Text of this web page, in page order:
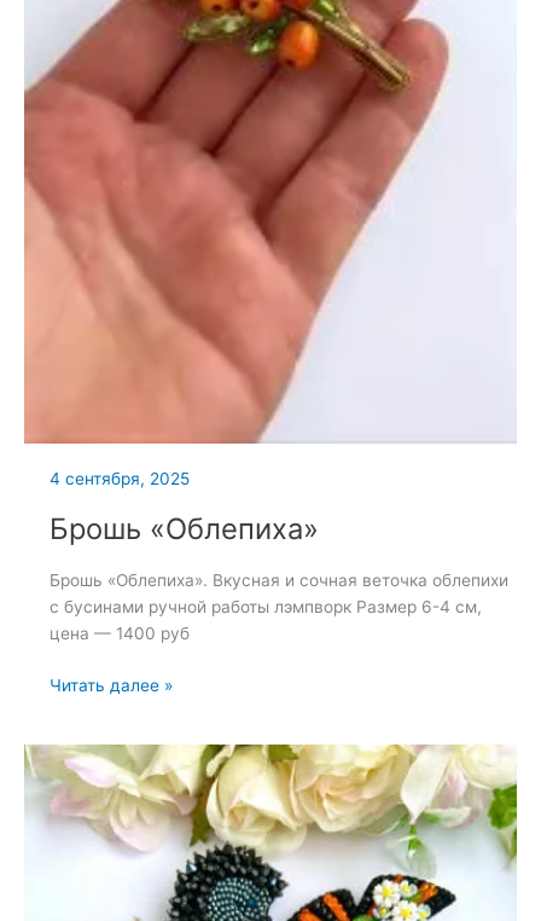
4 сентября, 2025
Брошь «Облепиха»
Брошь «Облепиха». Вкусная и сочная веточка облепихи
с бусинами ручной работы лэмпворк Размер 6-4 см,
цена — 1400 руб
Брошь
Читать далее »